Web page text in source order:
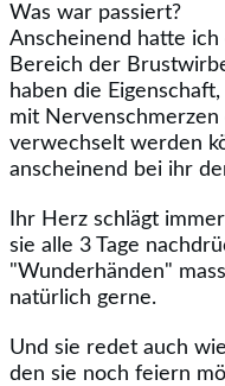
Was war passiert?
Anscheinend hatte
Bereich der
haben die
mit
verwechselt werden
anscheinend bei ihr
Ihr Herz schlägt
sie alle 3 Tage
"Wunderhänden"
natürlich gerne.
Und sie redet auch
den sie noch feiern